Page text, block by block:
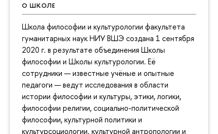
О ШКОЛЕ
Школа философии и культурологии факультета
гуманитарных наук НИУ ВШЭ создана 1 сентября
2020 г. в результате объединения Школы
философии и Школы культурологии. Её
сотрудники — известные учёные и опытные
педагоги — ведут исследования в области
истории философии и культуры, этики, логики,
философии религии, социально-политической
философии, культурной политики и
культурсоциологии. культурной антропологии и